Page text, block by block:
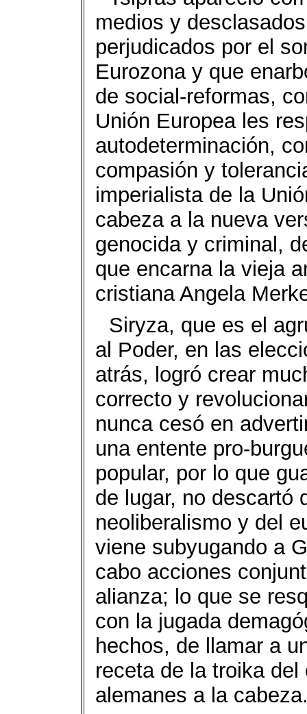
medios y
perjudicados por el
Eurozona y que
de social-reformas,
Unión Europea les
autodeterminación,
compasión y
imperialista de la
cabeza a la nueva
genocida y criminal,
que encarna la vieja
cristiana Angela
Siryza, que es el
al Poder, en las
atrás, logró crear
correcto y
nunca cesó en
una entente pro-
popular, por lo que
de lugar, no descartó
neoliberalismo y del
viene subyugando a
cabo acciones
alianza; lo que se
con la jugada
hechos, de llamar a
receta de la troika
alemanes a la